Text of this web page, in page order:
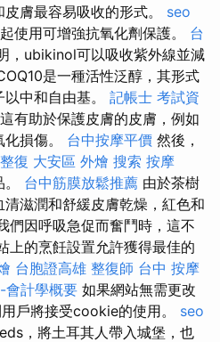
膚最容易吸收的形式。 seo
使用可增強抗氧化劑保護。 台
，ubikinol可以吸收紫外線並減
是一種活性泛醇，其形式
中和自由基。 記帳士 考試資
這有助於保護皮膚的皮膚，例如
損傷。 台中按摩平價 然後，
復 大安區 外燴 搜索 按摩
台中筋膜放鬆推薦 由於茶樹
滋潤和舒緩皮膚乾燥，紅色和
們因呼吸急促而奮鬥時，這不
上的烹飪設置允許獲得最佳的
台胞證高雄 整復師 台中 按摩
會計學概要 如果網站無需更改
戶將接受cookie的使用。 seo
，將土耳其人帶入城堡，也